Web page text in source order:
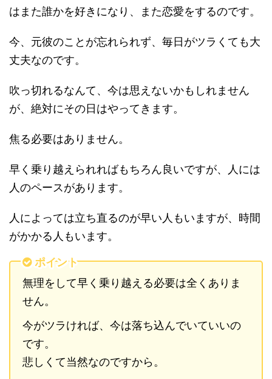
はまた誰かを好きになり、また恋愛をするのです。
今、元彼のことが忘れられず、毎日がツラくても大
丈夫なのです。
吹っ切れるなんて、今は思えないかもしれません
が、絶対にその日はやってきます。
焦る必要はありません。
早く乗り越えられればもちろん良いですが、人には
人のペースがあります。
人によっては立ち直るのが早い人もいますが、時間
がかかる人もいます。
ポイント
無理をして早く乗り越える必要は全くありま
せん。
今がツラければ、今は落ち込んでいていいの
です。
悲しくて当然なのですから。